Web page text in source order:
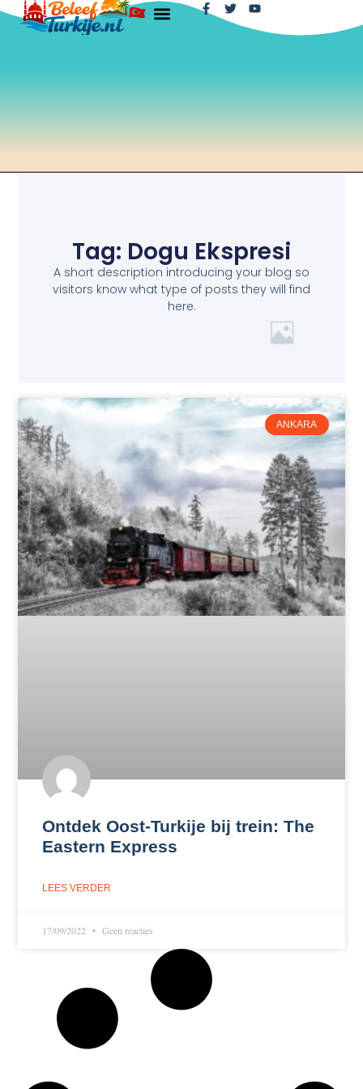
Tag: Dogu Ekspresi
A short description introducing your blog so
visitors know what type of posts they will find
here.
ANKARA
Ontdek Oost-Turkije bij trein: The
Eastern Express
LEES VERDER
17/09/2022 Geen reacties